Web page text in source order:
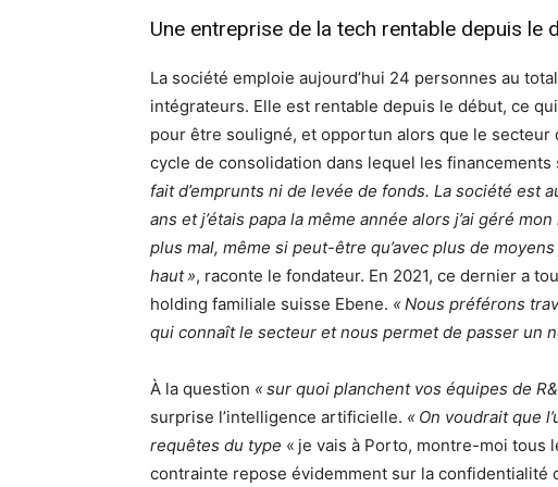
Une entreprise de la tech rentable depuis le
La société emploie aujourd’hui 24 personnes au
intégrateurs. Elle est rentable depuis le début, ce
pour être souligné, et opportun alors que le
cycle de consolidation dans lequel les
fait d’emprunts ni de levée de fonds. La société est
ans et j’étais papa la même année alors j’ai géré
plus mal, même si peut-être qu’avec plus de
haut », raconte le fondateur. En 2021, ce dernier a
holding familiale suisse Ebene. « Nous préférons
qui connaît le secteur et nous permet de passer un
À la question « sur quoi planchent vos équipes de
surprise l’intelligence artificielle. « On voudrait que
requêtes du type « je vais à Porto, montre-moi tous
contrainte repose évidemment sur la confidentialité